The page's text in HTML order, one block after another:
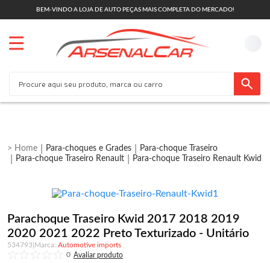
BEM-VINDO A LOJA DE AUTO PEÇAS MAIS COMPLETA DO MERCADO!
Para-choques e Grades
Para-choque Traseiro
Para-choque Traseiro Renault
Para-choque Traseiro Renault Kwid
Parachoque Traseiro Kwid 2017 2018 2019
2020 2021 2022 Preto Texturizado - Unitário
534793
Automotive imports
0